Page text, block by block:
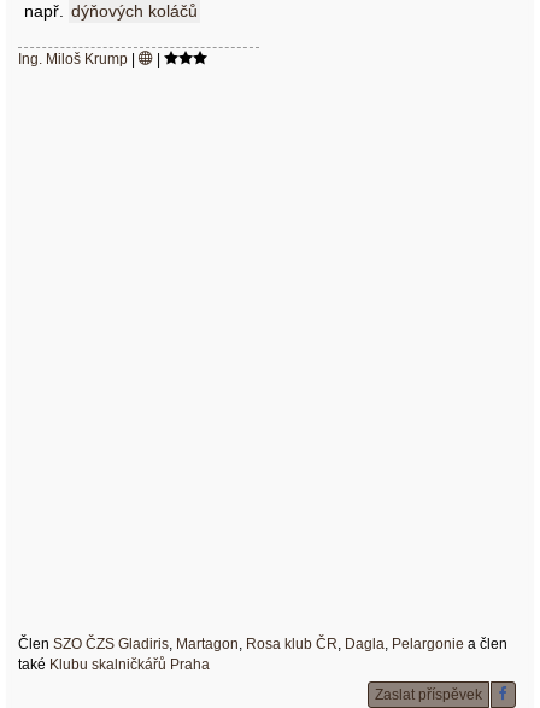
např.
dýňových koláčů
Ing. Miloš Krump
Člen SZO ČZS Gladiris, Martagon, Rosa klub ČR, Dagla, Pelargonie a člen
také Klubu skalničkářů Praha
Zaslat příspěvek